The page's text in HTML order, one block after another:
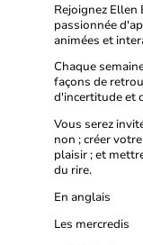
Rejoignez Ellen
passionnée
animées et
Chaque
façons de
d'incertitude et
Vous serez
non ; créer
plaisir ; et
du rire.
En anglais
Les mercredis